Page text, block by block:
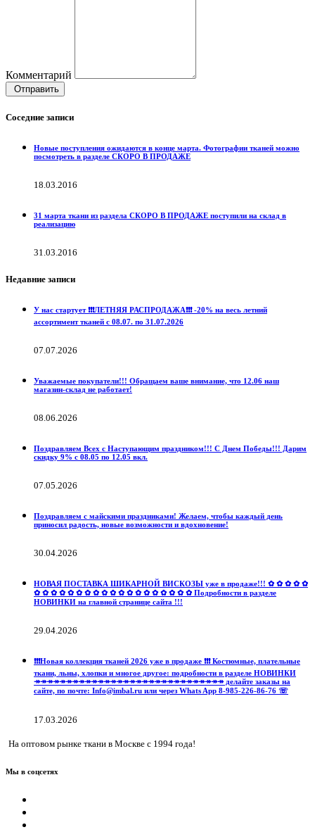
Комментарий
Отправить
Соседние записи
Новые поступления ожидаются в конце марта. Фотографии тканей можно
посмотреть в разделе СКОРО В ПРОДАЖЕ
18.03.2016
31 марта ткани из раздела СКОРО В ПРОДАЖЕ поступили на склад в
реализацию
31.03.2016
Недавние записи
У нас стартует ❗️❗️❗️ЛЕТНЯЯ РАСПРОДАЖА❗️❗️❗️ -20% на весь летний
ассортимент тканей с 08.07. по 31.07.2026
07.07.2026
Уважаемые покупатели!!! Обращаем ваше внимание, что 12.06 наш
магазин-склад не работает!
08.06.2026
Поздравляем Всех с Наступающим праздником!!! С Днем Победы!!! Дарим
скидку 9% с 08.05 по 12.05 вкл.
07.05.2026
Поздравляем с майскими праздниками! Желаем, чтобы каждый день
приносил радость, новые возможности и вдохновение!
30.04.2026
НОВАЯ ПОСТАВКА ШИКАРНОЙ ВИСКОЗЫ уже в продаже!!! ✿ ✿ ✿ ✿ ✿
✿ ✿ ✿ ✿ ✿ ✿ ✿ ✿ ✿ ✿ ✿ ✿ ✿ ✿ ✿ ✿ ✿ ✿ ✿ Подробности в разделе
НОВИНКИ на главной странице сайта !!!
29.04.2026
❗️❗️❗️Новая коллекция тканей 2026 уже в продаже ❗️❗️❗️ Костюмные, плательные
ткани, льны, хлопки и многое другое: подробности в разделе НОВИНКИ
↠↠↠↠↠↠↠↠↠↠↠↠↠↠↠↠↠↠↠↠↠↠↠↠↠↠↠↠↠↠ делайте заказы на
сайте, по почте: Info@imbal.ru или через Whats App 8-985-226-86-76 ☏
17.03.2026
На оптовом рынке ткани в Москве с 1994 года!
Мы в соцсетях